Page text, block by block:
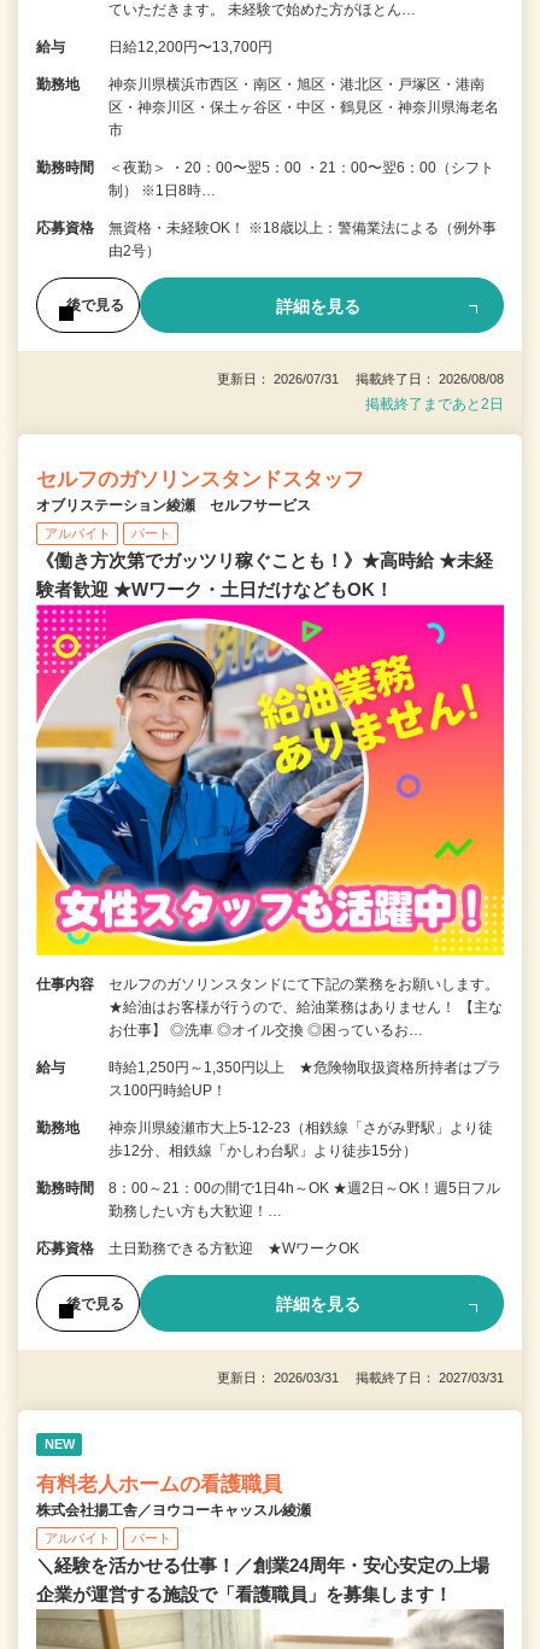
ていただきます。 未経験で始めた方がほとん…
給与 日給12,200円〜13,700円
勤務地
神奈川県横浜市西区・南区・旭区・港北区・戸塚区・港南
区・神奈川区・保土ヶ谷区・中区・鶴見区・神奈川県海老名
市
勤務時間
＜夜勤＞ ・20：00〜翌5：00 ・21：00〜翌6：00（シフト
制） ※1日8時…
応募資格
無資格・未経験OK！ ※18歳以上：警備業法による（例外事
由2号）
後で見る 詳細を見る
更新日： 2026/07/31 掲載終了日： 2026/08/08
掲載終了まであと2日
セルフのガソリンスタンドスタッフ
オブリステーション綾瀬 セルフサービス
アルバイト パート
《働き方次第でガッツリ稼ぐことも！》★高時給 ★未経
験者歓迎 ★Wワーク・土日だけなどもOK！
仕事内容
セルフのガソリンスタンドにて下記の業務をお願いします。
★給油はお客様が行うので、給油業務はありません！ 【主な
お仕事】 ◎洗車 ◎オイル交換 ◎困っているお…
給与
時給1,250円～1,350円以上 ★危険物取扱資格所持者はプラ
ス100円時給UP！
勤務地
神奈川県綾瀬市大上5-12-23（相鉄線「さがみ野駅」より徒
歩12分、相鉄線「かしわ台駅」より徒歩15分）
勤務時間
8：00～21：00の間で1日4h～OK ★週2日～OK！週5日フル
勤務したい方も大歓迎！…
応募資格 土日勤務できる方歓迎 ★WワークOK
後で見る 詳細を見る
更新日： 2026/03/31 掲載終了日： 2027/03/31
NEW
有料老人ホームの看護職員
株式会社揚工舎／ヨウコーキャッスル綾瀬
アルバイト パート
＼経験を活かせる仕事！／創業24周年・安心安定の上場
企業が運営する施設で「看護職員」を募集します！